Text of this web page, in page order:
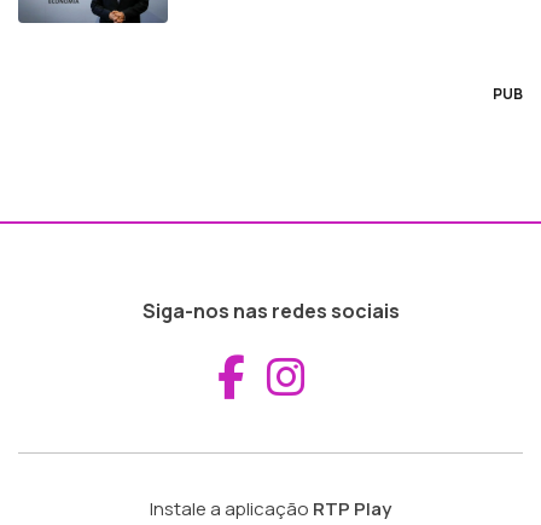
PUB
Siga-nos nas redes sociais
Aceder ao
Instale a aplicação RTP Play